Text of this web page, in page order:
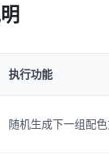
执行功能
随机生成下一组配色